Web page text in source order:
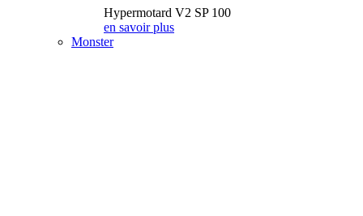
Hypermotard V2 SP 100
en savoir plus
Monster